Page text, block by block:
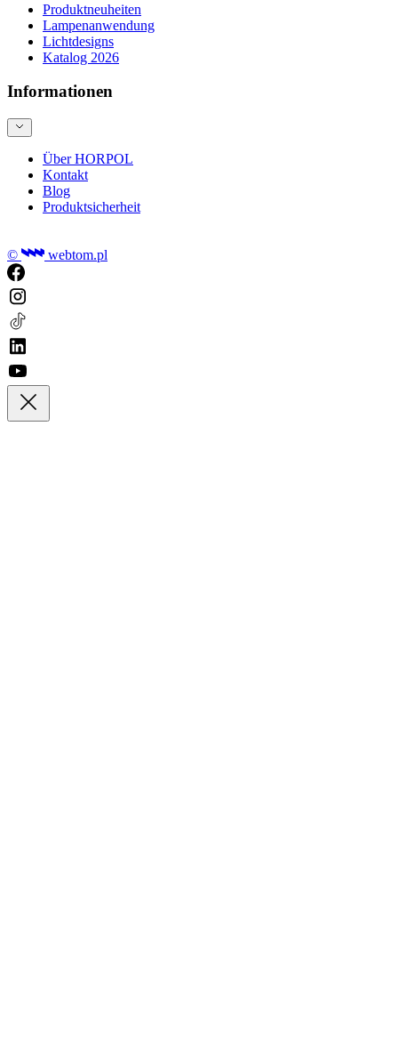
Produktneuheiten
Lampenanwendung
Lichtdesigns
Katalog 2026
Informationen
Über HORPOL
Kontakt
Blog
Produktsicherheit
© webtom.pl